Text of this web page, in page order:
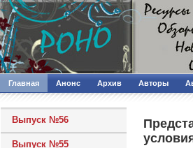
Главная Анонс Архив Авторы
Выпуск №56
Выпуск №55